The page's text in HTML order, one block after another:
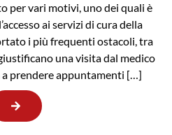
per vari motivi, uno dei quali è
ai servizi di cura della
i più frequenti ostacoli, tra
una visita dal medico
prendere appuntamenti […]